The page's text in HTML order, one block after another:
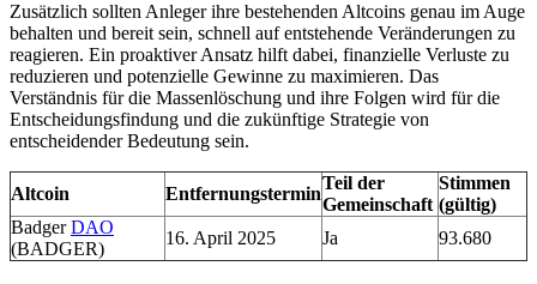
Zusätzlich sollten Anleger ihre bestehenden Altcoins genau im Auge
behalten und bereit sein, schnell auf entstehende Veränderungen zu
reagieren. Ein proaktiver Ansatz hilft dabei, finanzielle Verluste zu
reduzieren und potenzielle Gewinne zu maximieren. Das
Verständnis für die Massenlöschung und ihre Folgen wird für die
Entscheidungsfindung und die zukünftige Strategie von
entscheidender Bedeutung sein.
Altcoin Entfernungstermin
Teil der
Gemeinschaft
Stimmen
(gültig)
BadgerDAO
(BADGER)
16. April 2025 Ja 93.680